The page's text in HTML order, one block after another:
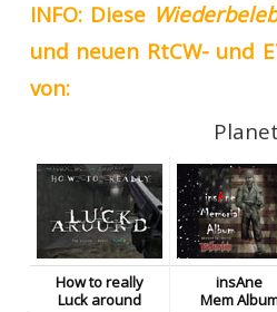
INFO: Diese
und neuen RtCW- und
von:
How to really
Luck around
insAne
Mem